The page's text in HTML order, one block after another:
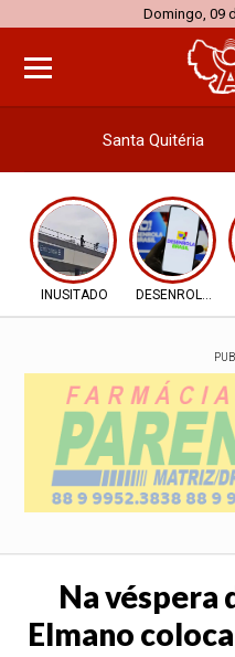
Domingo, 09
Santa Quitéria
INUSITADO DESENROLA 2.0
Na véspera
Elmano